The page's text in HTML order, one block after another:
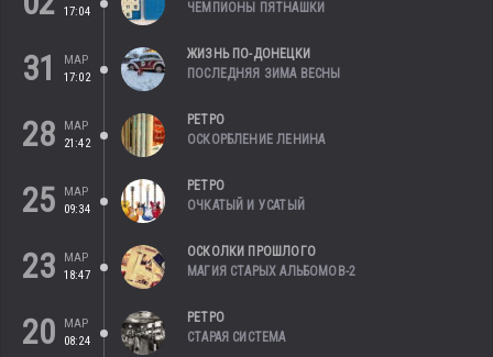
17:04
ЧЕМПИОНЫ ПЯТНАШКИ
31
МАР
17:02
ЖИЗНЬ ПО-ДОНЕЦКИ
ПОСЛЕДНЯЯ ЗИМА ВЕСНЫ
28
МАР
21:42
РЕТРО
ОСКОРБЛЕНИЕ ЛЕНИНА
25
МАР
09:34
РЕТРО
ОЧКАТЫЙ И УСАТЫЙ
23
МАР
18:47
ОСКОЛКИ ПРОШЛОГО
МАГИЯ СТАРЫХ АЛЬБОМОВ-2
20
МАР
08:24
РЕТРО
СТАРАЯ СИСТЕМА